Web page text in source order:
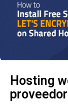
Hosting